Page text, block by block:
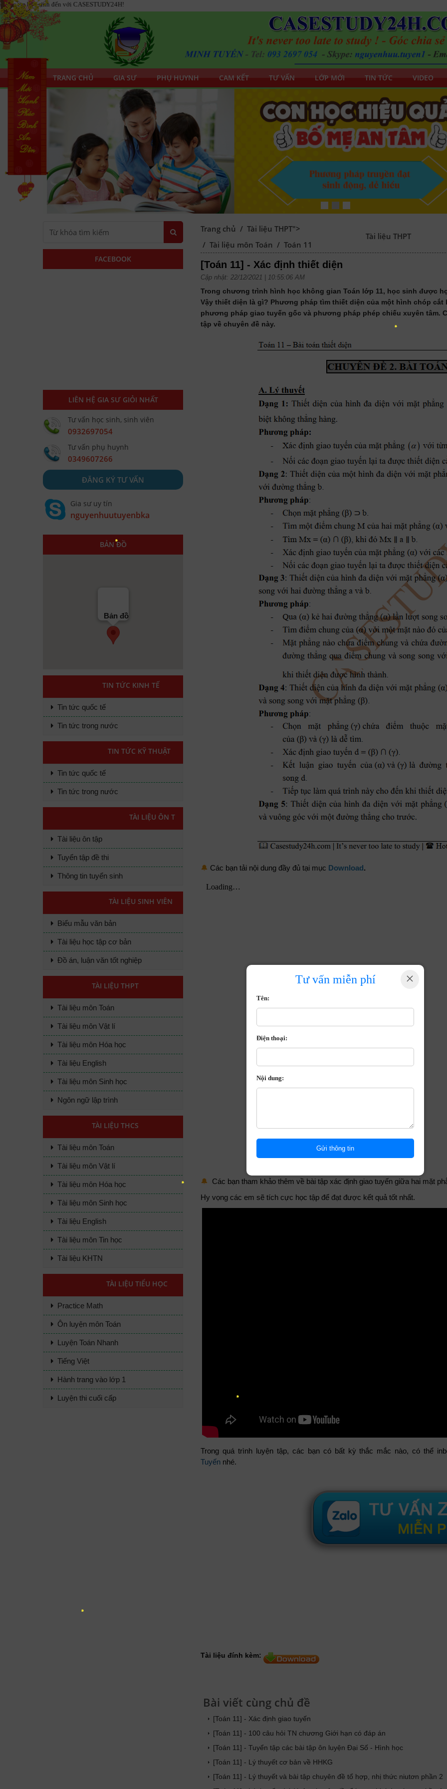
đến với CASESTUDY24H!
Tư vấn miễn phí ×
Tên:
Điện thoại:
Nội dung:
TRANG CHỦ GIA SƯ PHỤ HUYNH CAM KẾT TƯ VẤN LỚP MỚI TIN TỨC VIDEO
Trang chủ /Tài liệu THPT">
Tài liệu THPT
/Tài liệu môn Toán /Toán 11
[Toán 11] - Xác định thiết diện
Cập nhật: 22/12/2021 | 10:55:06 AM
Trong chương trình hình học không gian Toán lớp 11, học sinh được
Vậy thiết diện là gì? Phương pháp tìm thiết diện của một hình chóp
phương pháp giao tuyến gốc và phương pháp phép chiếu xuyên tâm.
tập về chuyên đề này.
🔔 Các bạn tải nội dung đầy đủ tại mục Download.
🔔 Các bạn tham khảo thêm về bài tập xác định giao tuyến giữa hai mặt
Hy vọng các em sẽ tích cực học tập để đạt được kết quả tốt nhất.
Trong quá trình luyện tập, các bạn có bất kỳ thắc mắc nào, có thể
Tuyến nhé.
Tài liệu đính kèm:
Bài viết cùng chủ đề
[Toán 11] - Xác định giao tuyến
[Toán 11] - 100 câu hỏi TN chương Giới hạn có đáp án
[Toán 11] - Tuyển tập các bài tập ôn luyện Đại Số - Hình học
[Toán 11] - Lý thuyết cơ bản về HHKG
[Toán 11] - Lý thuyết và bài tập chuyên đề tổ hợp, nhị thức niutơn phần 2
FACEBOOK
LIÊN HỆ GIA SƯ GIỎI NHẤT
Tư vấn học sinh, sinh viên
0932697054
Tư vấn phụ huynh
0349607266
ĐĂNG KÝ TƯ VẤN
Gia sư uy tín
nguyenhuutuyenbka
BẢN ĐỒ
Bản đồ
TIN TỨC KINH TẾ
Tin tức quốc tế
Tin tức trong nước
TIN TỨC KỸ THUẬT
Tin tức quốc tế
Tin tức trong nước
TÀI LIỆU ÔN THI ĐẠI HỌC
Tài liệu ôn tập
Tuyển tập đề thi
Thông tin tuyển sinh
TÀI LIỆU SINH VIÊN
Biểu mẫu văn bản
Tài liệu học tập cơ bản
Đồ án, luận văn tốt nghiệp
TÀI LIỆU THPT
Tài liệu môn Toán
Tài liệu môn Vật lí
Tài liệu môn Hóa học
Tài liệu English
Tài liệu môn Sinh học
Ngôn ngữ lập trình
TÀI LIỆU THCS
Tài liệu môn Toán
Tài liệu môn Vật lí
Tài liệu môn Hóa học
Tài liệu môn Sinh học
Tài liệu English
Tài liệu môn Tin học
Tài liệu KHTN
TÀI LIỆU TIỂU HỌC
Practice Math
Ôn luyện môn Toán
Luyện Toán Nhanh
Tiếng Việt
Hành trang vào lớp 1
Luyện thi cuối cấp